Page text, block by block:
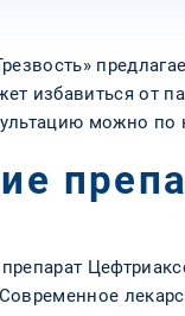
избавиться от
можно по